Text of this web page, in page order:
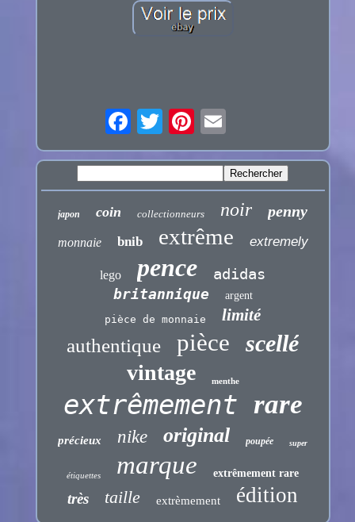
japon coin collectionneurs noir penny
monnaie bnib extrême extremely
lego pence adidas
britannique
argent
pièce de monnaie
limité
authentique pièce scellé
vintage menthe
extrêmement rare
précieux nike original poupée super
étiquettes marque extrêmement rare
très taille extrèmement édition